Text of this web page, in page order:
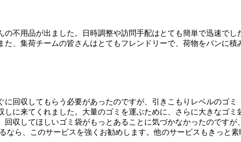
不用品が出ました。日時調整や訪問手配はとても簡単で迅速で
、集荷チームの皆さんはとてもフレンドリーで、荷物をバンに
回収してもらう必要があったのですが、引きこもりレベルのゴ
に来てくれました。大量のゴミを運ぶために、さらに大きなゴ
収してほしいゴミ袋がもっとあることに気づかなかったのです
なら、このサービスを強くお勧めします。他のサービスもきっと